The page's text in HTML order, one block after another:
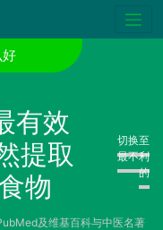
有效
提取
物
切换至
最不利
的
及维基百科与中医名著